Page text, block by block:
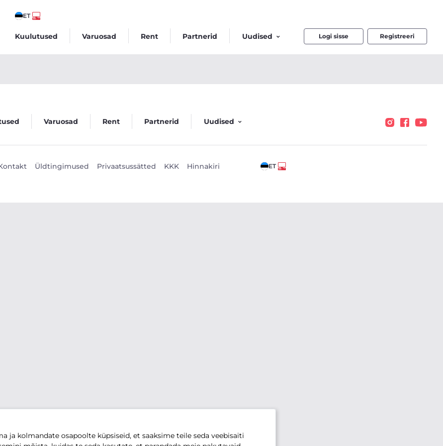
ET
Kuulutused Varuosad Rent Partnerid Uudised Logi sisse Registreeri
ja kolmandate osapoolte küpsiseid, et saaksime teile seda veebisaiti
Varuosad Rent Partnerid Uudised
Üldtingimused Privaatsussätted KKK Hinnakiri ET